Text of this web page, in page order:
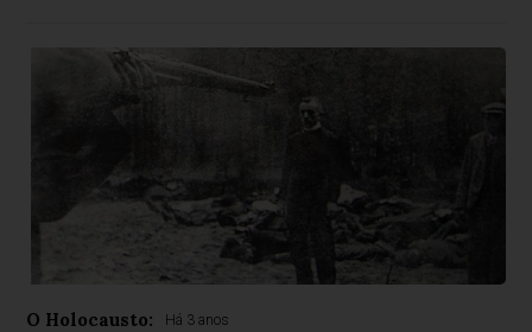
O Holocausto: Há 3 anos